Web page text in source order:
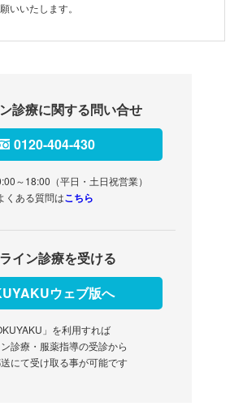
いいたします。
診療に関する問い合せ
0120-404-430
～18:00（平日・土日祝営業）
くある質問はこちら
イン診療を受ける
ウェブ版へ
」を利用すれば
診療・服薬指導の受診から
にて受け取る事が可能です